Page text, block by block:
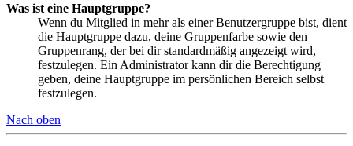
Was ist eine Hauptgruppe?
Wenn du Mitglied in mehr als einer Benutzergruppe bist, dient
die Hauptgruppe dazu, deine Gruppenfarbe sowie den
Gruppenrang, der bei dir standardmäßig angezeigt wird,
festzulegen. Ein Administrator kann dir die Berechtigung
geben, deine Hauptgruppe im persönlichen Bereich selbst
festzulegen.
Nach oben